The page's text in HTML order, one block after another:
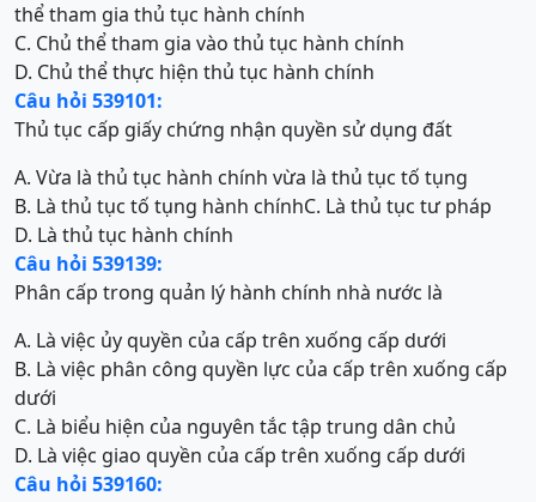
thể tham gia thủ tục hành chính
C. Chủ thể tham gia vào thủ tục hành chính
D. Chủ thể thực hiện thủ tục hành chính
Câu hỏi 539101:
Thủ tục cấp giấy chứng nhận quyền sử dụng đất
A. Vừa là thủ tục hành chính vừa là thủ tục tố tụng
B. Là thủ tục tố tụng hành chínhC. Là thủ tục tư pháp
D. Là thủ tục hành chính
Câu hỏi 539139:
Phân cấp trong quản lý hành chính nhà nước là
A. Là việc ủy quyền của cấp trên xuống cấp dưới
B. Là việc phân công quyền lực của cấp trên xuống cấp
dưới
C. Là biểu hiện của nguyên tắc tập trung dân chủ
D. Là việc giao quyền của cấp trên xuống cấp dưới
Câu hỏi 539160: